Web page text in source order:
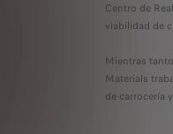
Centro de
viabilidad de
Mientras
Materials
de carrocería